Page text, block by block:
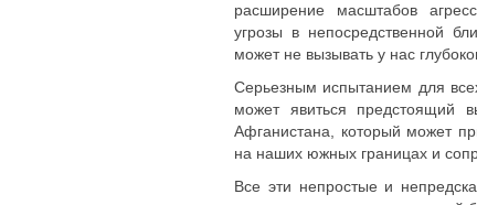
расширение масштабов
угрозы в непосредственной
может не вызывать у нас
Серьезным испытанием для
может явиться предстоящий
Афганистана, который может
на наших южных границах и
Все эти непростые и